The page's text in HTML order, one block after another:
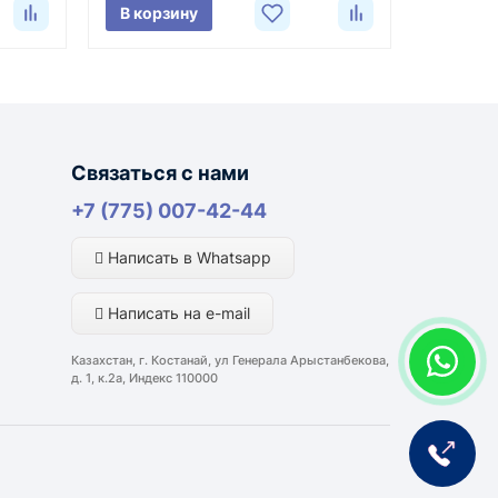
о состоянии товара на момент
компании и условий маршрута.
направлениям возможна более быстрая
В корзину
Связаться с нами
+7 (775) 007-42-44
Написать в Whatsapp
Написать на e-mail
Казахстан, г. Костанай, ул Генерала Арыстанбекова,
д. 1, к.2а, Индекс 110000